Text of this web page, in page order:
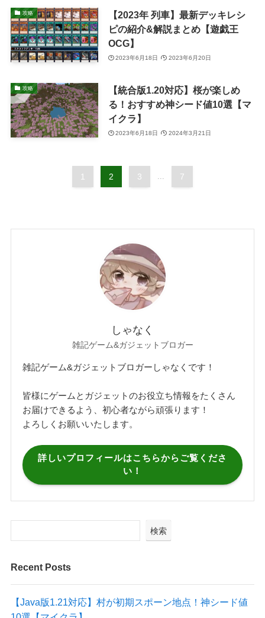
攻略
【2023年 列車】最新デッキレシ
ピの紹介&解説まとめ【遊戯王
OCG】
2023年6月18日 2023年6月20日
攻略
【統合版1.20対応】桜が楽しめ
る！おすすめ神シード値10選【マ
イクラ】
2023年6月18日 2024年3月21日
1 2 3 7
しゃなく
雑記ゲーム&ガジェットブロガー
雑記ゲーム&ガジェットブロガーしゃなくです！
皆様にゲームとガジェットのお役立ち情報をたくさん
お届けできるよう、初心者ながら頑張ります！
よろしくお願いいたします。
詳しいプロフィールはこちらからご覧くださ
い！
検索
Recent Posts
【Java版1.21対応】村が初期スポーン地点！神シード値